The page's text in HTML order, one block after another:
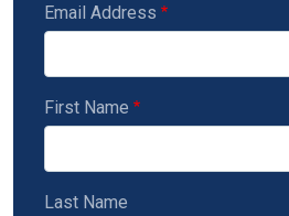
Email Address
First Name
Last Name